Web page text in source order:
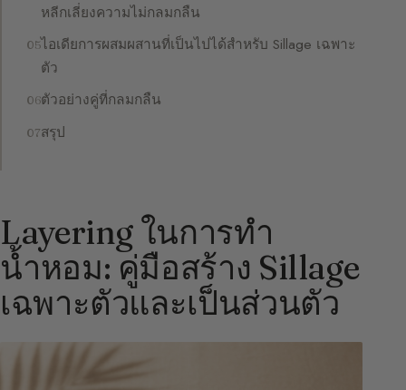
หลีกเลี่ยงความไม่กลมกลืน
ไอเดียการผสมผสานที่เป็นไปได้สำหรับ Sillage เฉพาะ
ตัว
ตัวอย่างคู่ที่กลมกลืน
สรุป
Layering ในการทำ
น้ำหอม: คู่มือสร้าง Sillage
เฉพาะตัวและเป็นส่วนตัว